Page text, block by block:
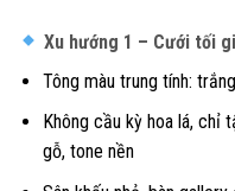
Xu hướng 1 – Cưới tối
Tông màu trung tính:
Không cầu kỳ hoa lá, chỉ
gỗ, tone nền